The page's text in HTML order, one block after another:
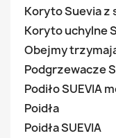
Koryto Suevia z
Koryto uchylne
Obejmy
Podgrzewacze
Podiło SUEVIA
Poidła
Poidła SUEVIA